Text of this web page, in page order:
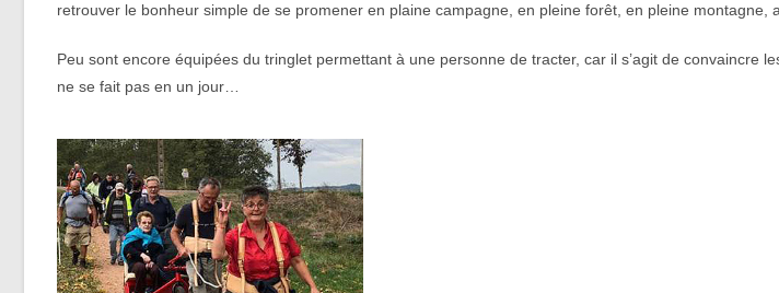
retrouver le bonheur simple de se promener en plaine campagne, en pleine forêt, en pleine montagne,
Peu sont encore équipées du tringlet permettant à une personne de tracter, car il s’agit de convaincre
ne se fait pas en un jour…